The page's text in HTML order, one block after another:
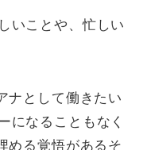
いことや、忙しい
ナとして働きたい
になることもなく
める覚悟があるそ